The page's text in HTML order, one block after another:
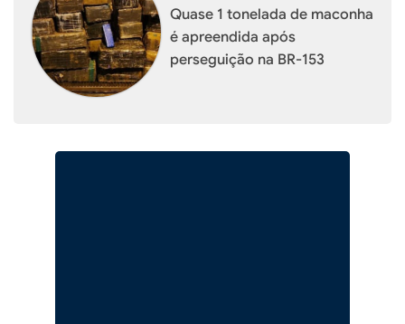
Quase 1 tonelada de maconha
é apreendida após
perseguição na BR-153